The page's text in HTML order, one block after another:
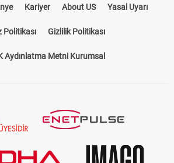
Kariyer About US Yasal Uyarı
Politikası Gizlilik Politikası
Aydınlatma Metni Kurumsal